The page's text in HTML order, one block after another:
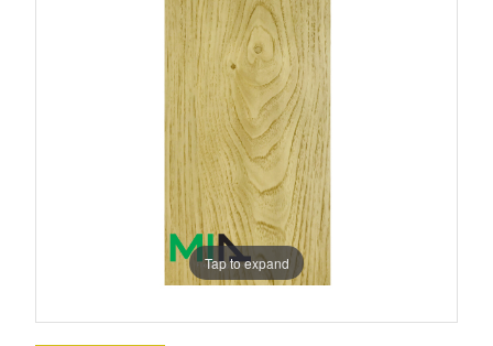
Tap to expand